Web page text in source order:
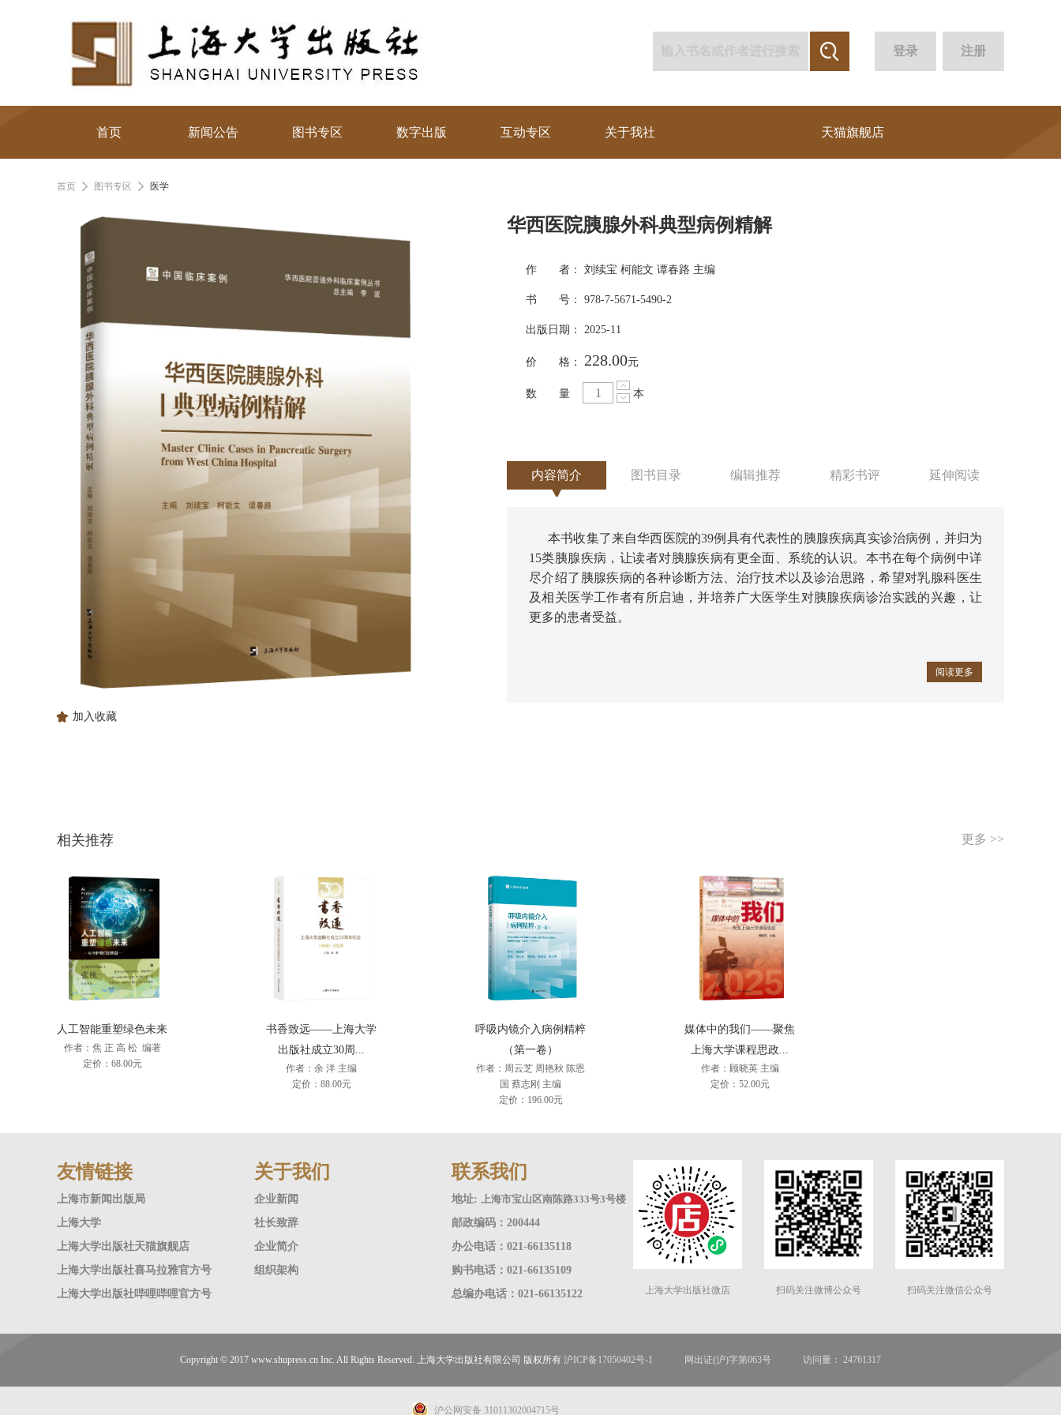
注册
登录
首页 新闻公告 图书专区 数字出版 互动专区 关于我社 天猫旗舰店
首页 图书专区 医学
加入收藏
华西医院胰腺外科典型病例精解
作 者： 刘续宝 柯能文 谭春路 主编
书 号： 978-7-5671-5490-2
出版日期： 2025-11
价 格： 228.00元
数 量 本
内容简介 图书目录 编辑推荐 精彩书评 延伸阅读
本书收集了来自华西医院的39例具有代表性的胰腺疾病真实诊治病例，并归为
15类胰腺疾病，让读者对胰腺疾病有更全面、系统的认识。本书在每个病例中详
尽介绍了胰腺疾病的各种诊断方法、治疗技术以及诊治思路，希望对乳腺科医生
及相关医学工作者有所启迪，并培养广大医学生对胰腺疾病诊治实践的兴趣，让
更多的患者受益。
阅读更多
相关推荐 更多 >>
人工智能重塑绿色未来
作者：焦 正 高 松 编著
定价：68.00元
书香致远——上海大学
出版社成立30周...
作者：余 洋 主编
定价：88.00元
呼吸内镜介入病例精粹
（第一卷）
作者：周云芝 周艳秋 陈恩
国 蔡志刚 主编
定价：196.00元
媒体中的我们——聚焦
上海大学课程思政...
作者：顾晓英 主编
定价：52.00元
友情链接
上海市新闻出版局
上海大学
上海大学出版社天猫旗舰店
上海大学出版社喜马拉雅官方号
上海大学出版社哔哩哔哩官方号
关于我们
企业新闻
社长致辞
企业简介
组织架构
联系我们
地址: 上海市宝山区南陈路333号3号楼
邮政编码：200444
办公电话：021-66135118
购书电话：021-66135109
总编办电话：021-66135122
上海大学出版社微店 扫码关注微博公众号 扫码关注微信公众号
Copyright © 2017 www.shupress.cn Inc. All Rights Reserved. 上海大学出版社有限公司 版权所有 沪ICP备17050402号-1 网出证(沪)字第063号 访问量： 24761317
沪公网安备 31011302004715号